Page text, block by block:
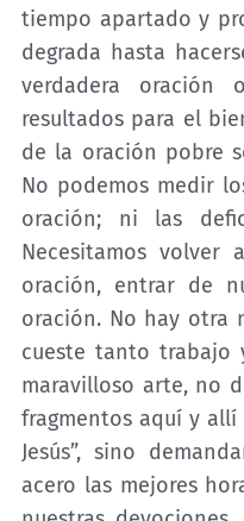
tiempo apartado y
degrada hasta
verdadera oración
resultados para el
de la oración pobre
No podemos medir
oración; ni las
Necesitamos
oración, entrar de
oración. No hay otra
cueste tanto trabajo
maravilloso arte, no
fragmentos aquí y
Jesús”, sino
acero las mejores